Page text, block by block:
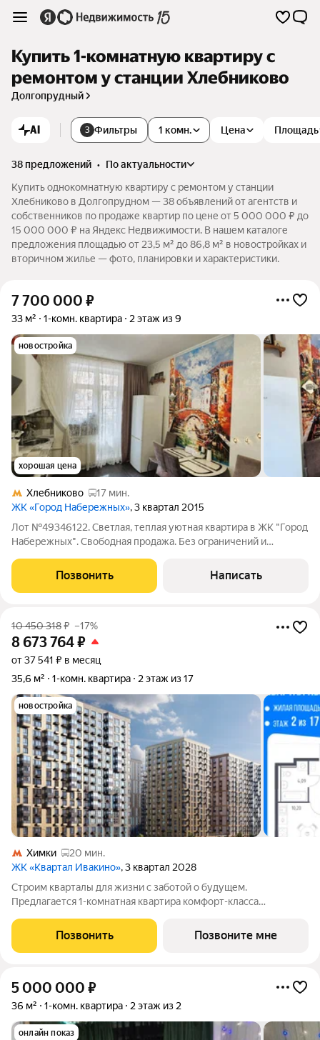
Купить 1-комнатную квартиру с
ремонтом у станции Хлебниково
Долгопрудный
AI 3 Фильтры 1 комн. Цена Площадь
38 предложений •
по актуальности
Купить однокомнатную квартиру с ремонтом у станции
Хлебниково в Долгопрудном — 38 объявлений от агентств и
собственников по продаже квартир по цене от 5 000 000 ₽ до
15 000 000 ₽ на Яндекс Недвижимости. В нашем каталоге
предложения площадью от 23,5 м² до 86,8 м² в новостройках и
вторичном жилье — фото, планировки и характеристики.
7 700 000 ₽
33 м² 1-комн. квартира 2 этаж из 9
новостройка
хорошая цена
Хлебниково
17 мин.
ЖК «Город Набережных», 3 квартал 2015
Лот №49346122. Светлая, теплая уютная квартира в ЖК "Город
Набережных". Свободная продажа. Без ограничений и
евродва. Большая кухня-гостиная и спальня. Все продумано до
мелочей. Санузел
Позвонить Написать
10 450 318₽ –17%
8 673 764₽
от 37 541 ₽ в месяц
35,6 м²
1-комн. квартира 2 этаж из 17
новостройка
Химки
20 мин.
ЖК «Квартал Ивакино», 3 квартал 2028
Строим кварталы для жизни с заботой о будущем.
Предлагается 1-комнатная квартира комфорт-класса
на 2-м этаже, в жилом комплексе "Квартал
Ивакино".Позаботились о вашем времени, поэтому квартиры
Позвонить Позвоните мне
5 000 000 ₽
36 м² 1-комн. квартира 2 этаж из 2
онлайн показ